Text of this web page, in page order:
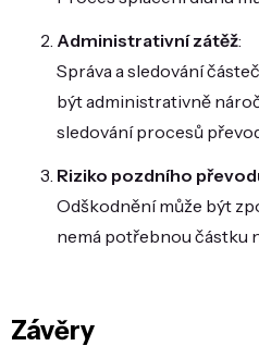
Administrativní zátěž:
Správa a sledování
být administrativně
sledování procesů
Riziko pozdního
Odškodnění může být
nemá potřebnou částku
Závěry